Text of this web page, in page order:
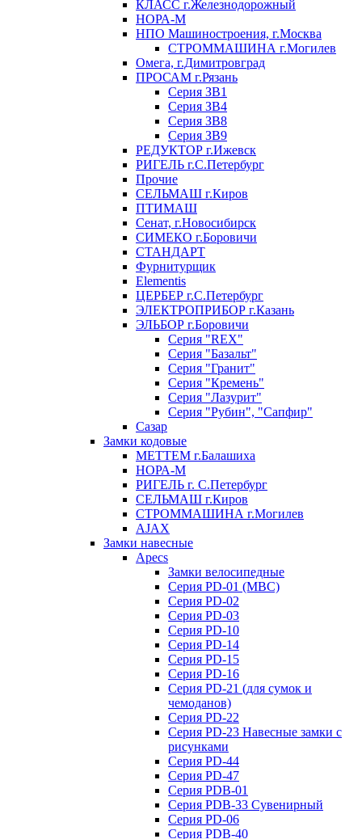
КЛАСС г.Железнодорожный
НОРА-М
НПО Машиностроения, г.Москва
СТРОММАШИНА г.Могилев
Омега, г.Димитровград
ПРОСАМ г.Рязань
Серия ЗВ1
Серия ЗВ4
Серия ЗВ8
Серия ЗВ9
РЕДУКТОР г.Ижевск
РИГЕЛЬ г.С.Петербург
Прочие
СЕЛЬМАШ г.Киров
ПТИМАШ
Сенат, г.Новосибирск
СИМЕКО г.Боровичи
СТАНДАРТ
Фурнитурщик
Elementis
ЦЕРБЕР г.С.Петербург
ЭЛЕКТРОПРИБОР г.Казань
ЭЛЬБОР г.Боровичи
Серия "REX"
Серия "Базальт"
Серия "Гранит"
Серия "Кремень"
Серия "Лазурит"
Серия "Рубин", "Сапфир"
Сазар
Замки кодовые
МЕТТЕМ г.Балашиха
НОРА-М
РИГЕЛЬ г. С.Петербург
СЕЛЬМАШ г.Киров
СТРОММАШИНА г.Могилев
AJAX
Замки навесные
Apecs
Замки велосипедные
Серия PD-01 (МВС)
Серия PD-02
Серия PD-03
Серия PD-10
Серия PD-14
Серия PD-15
Серия PD-16
Серия PD-21 (для сумок и
чемоданов)
Серия PD-22
Серия PD-23 Навесные замки с
рисунками
Серия PD-44
Серия PD-47
Серия PDB-01
Серия PDB-33 Сувенирный
Серия PD-06
Серия PDB-40